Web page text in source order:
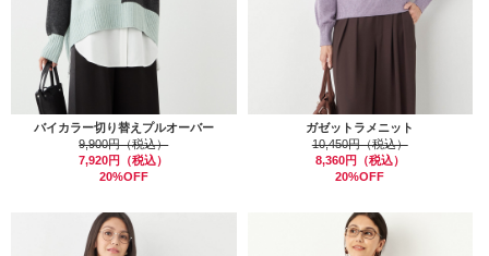
バイカラー切り替えプルオーバー
9,900円（税込）
7,920円（税込）
20%OFF
ガゼットラメニット
10,450円（税込）
8,360円（税込）
20%OFF